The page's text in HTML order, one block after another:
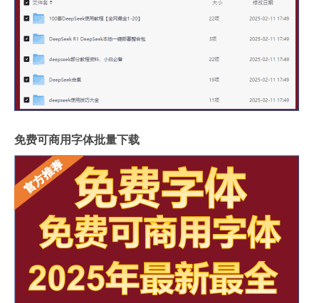
免费可商用字体批量下载